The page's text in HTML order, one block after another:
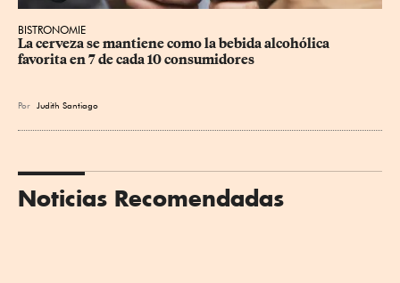
BISTRONOMIE
La cerveza se mantiene como la bebida alcohólica
favorita en 7 de cada 10 consumidores
Por Judith Santiago
Noticias Recomendadas